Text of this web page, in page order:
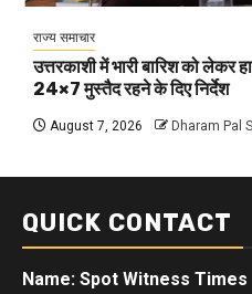
राज्य समाचार
उत्तरकाशी में भारी बारिश को लेकर
24×7 मुस्तैद रहने के दिए निर्देश
August 7, 2026 Dharam Pal
QUICK CONTACT
Name: Spot Witness Times